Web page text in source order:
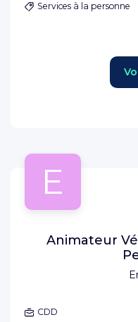
Services à la personne
E
Animateur
CDD